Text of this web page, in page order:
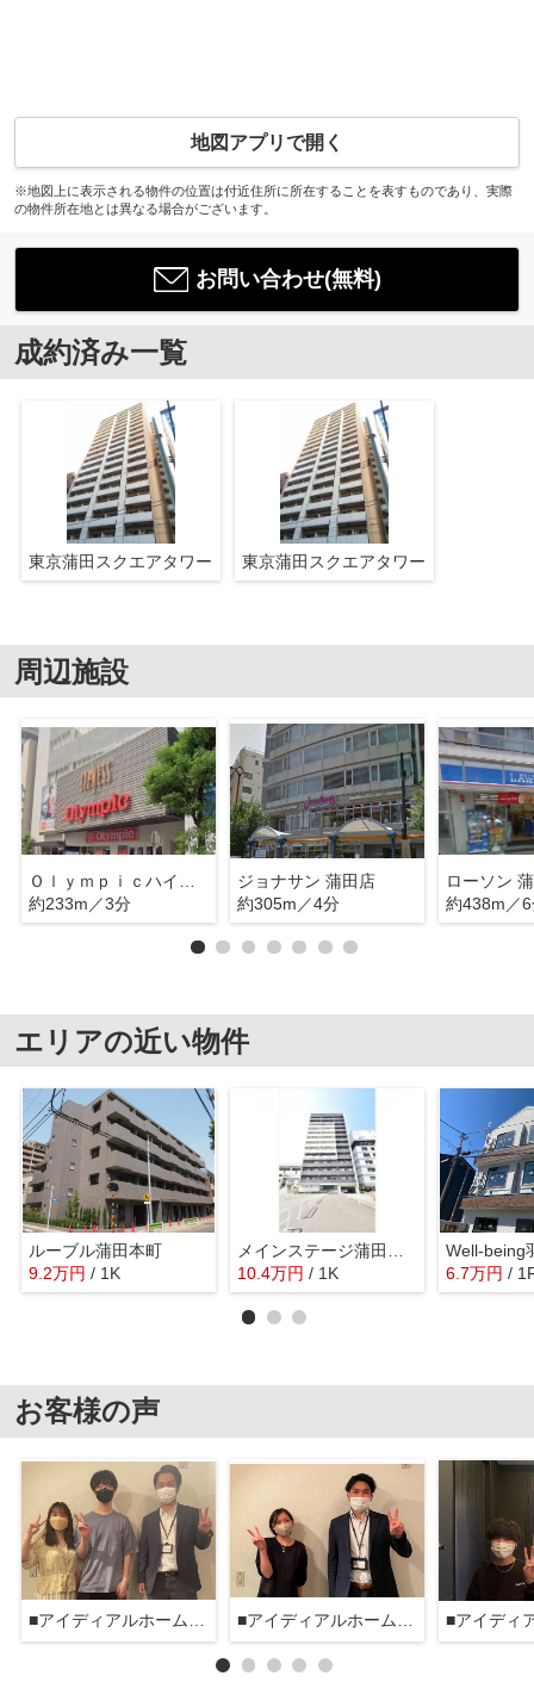
地図アプリで開く
※地図上に表示される物件の位置は付近住所に所在することを表すものであり、実際
の物件所在地とは異なる場合がございます。
お問い合わせ(無料)
成約済み一覧
東京蒲田スクエアタワー 東京蒲田スクエアタワー
周辺施設
約233m／3分
ジョナサン 蒲田店
約305m／4分
ローソン
約438m／
エリアの近い物件
ルーブル蒲田本町
9.2万円 / 1K
10.4万円 / 1K
Well-being
6.7万円 /
お客様の声
■アイディアルホーム大森本店■ ■アイディアルホーム大森本店■